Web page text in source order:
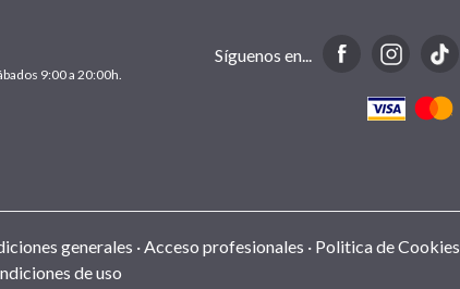
9:00 a 20:00h.
Síguenos en...
generales Acceso profesionales Politica de Cookies
de uso